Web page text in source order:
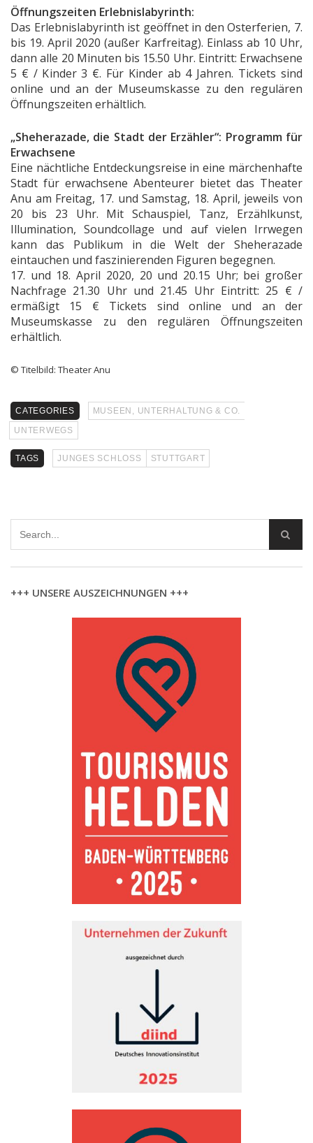
Öffnungszeiten Erlebnislabyrinth:
Das Erlebnislabyrinth ist geöffnet in den Osterferien, 7.
bis 19. April 2020 (außer Karfreitag). Einlass ab 10 Uhr,
dann alle 20 Minuten bis 15.50 Uhr. Eintritt: Erwachsene
5 € / Kinder 3 €. Für Kinder ab 4 Jahren. Tickets sind
online und an der Museumskasse zu den regulären
Öffnungszeiten erhältlich.
„Sheherazade, die Stadt der Erzähler“: Programm für
Erwachsene
Eine nächtliche Entdeckungsreise in eine märchenhafte
Stadt für erwachsene Abenteurer bietet das Theater
Anu am Freitag, 17. und Samstag, 18. April, jeweils von
20 bis 23 Uhr. Mit Schauspiel, Tanz, Erzählkunst,
Illumination, Soundcollage und auf vielen Irrwegen
kann das Publikum in die Welt der Sheherazade
eintauchen und faszinierenden Figuren begegnen.
17. und 18. April 2020, 20 und 20.15 Uhr; bei großer
Nachfrage 21.30 Uhr und 21.45 Uhr Eintritt: 25 € /
ermäßigt 15 € Tickets sind online und an der
Museumskasse zu den regulären Öffnungszeiten
erhältlich.
© Titelbild: Theater Anu
CATEGORIES
MUSEEN, UNTERHALTUNG & CO.
UNTERWEGS
TAGS JUNGES SCHLOSS STUTTGART
+++ UNSERE AUSZEICHNUNGEN +++